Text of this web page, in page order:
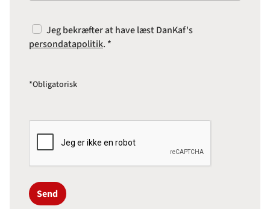
Jeg bekræfter at have læst DanKaf's
persondatapolitik. *
*Obligatorisk
Send